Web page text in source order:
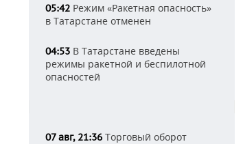
05:42 Режим «Ракетная опасность»
в Татарстане отменен
04:53 В Татарстане введены
режимы ракетной и беспилотной
опасностей
07 авг, 21:36 Торговый оборот